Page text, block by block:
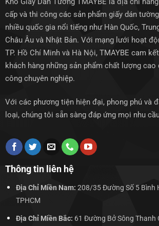
cấp và thi công các sản phẩm giấy dán
nhiều quốc gia nổi tiếng như Hàn Quốc,
Châu Âu và Nhật Bản. Với mạng lưới hoạt
TP. Hồ Chí Minh và Hà Nội, TMAYBE cam
khách hàng những sản phẩm chất lượng cao
công chuyên nghiệp.
Với các phương tiện hiện đại, phong phú và
loại, chúng tôi sẵn sàng đáp ứng mọi nhu
Thông tin liên hệ
Địa Chỉ Miền Nam: 208/35 Đường Số 5 Bình
TPHCM
Địa Chỉ Miền Bắc: 61 Đường Bở Sông Thanh